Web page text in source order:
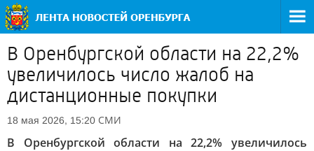
В Оренбургской области на 22,2%
увеличилось число жалоб на
дистанционные покупки
18 мая 2026, 15:20 СМИ
В Оренбургской области на 22,2% увеличилось